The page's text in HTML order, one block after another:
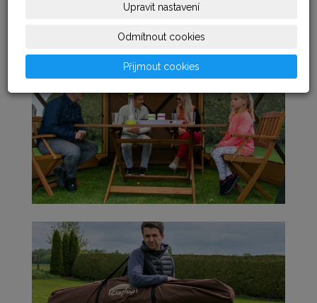
Upravit nastavení
Odmítnout cookies
Přijmout cookies